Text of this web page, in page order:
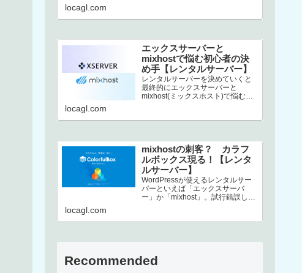
まって…
locagl.com
エックスサーバーと
mixhostで悩む初心者の決
め手【レンタルサーバー】
レンタルサーバーを決めていくと
最終的にエックスサーバーと
mixhost(ミックスホスト)で悩むと
フ…
locagl.com
mixhostの刺客？ カラフ
ルボックス現る！【レンタ
ルサーバー】
WordPressが使えるレンタルサー
バーといえば「エックスサーバ
ー」か「mixhost」。試行錯誤した
locagl.com
Recommended